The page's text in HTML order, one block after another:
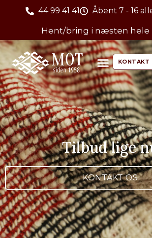
44 99 41 41 Åbent 7 - 16
Hent/bring i næsten hele
KONTAKT
Tilbud lige
KONTAKT OS